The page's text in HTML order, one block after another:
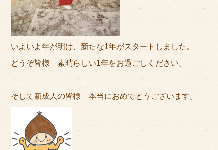
いよいよ年が明け、新たな1年がスタートしました。
どうぞ皆様 素晴らしい1年をお過ごしください。
そして新成人の皆様 本当におめでとうございます。